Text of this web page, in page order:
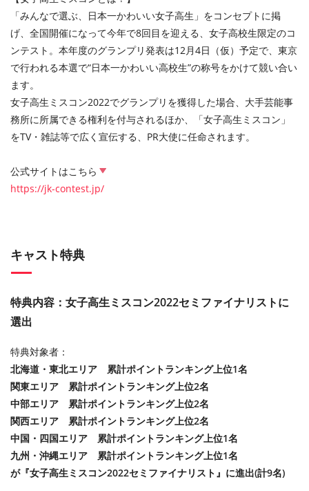
「みんなで選ぶ、日本一かわいい女子高生」をコンセプトに掲
げ、全国開催になって今年で8回目を迎える、女子高校生限定のコ
ンテスト。本年度のグランプリ発表は12月4日（仮）予定で、東京
で行われる本選で“日本一かわいい高校生”の称号をかけて競い合い
ます。
女子高生ミスコン2022でグランプリを獲得した場合、大手芸能事
務所に所属できる権利を付与されるほか、「女子高生ミスコン」
をTV・雑誌等で広く宣伝する、PR大使に任命されます。
公式サイトはこちら
https://jk-contest.jp/
キャスト特典
特典内容：女子高生ミスコン2022セミファイナリストに
選出
特典対象者：
北海道・東北エリア 累計ポイントランキング上位1名
関東エリア 累計ポイントランキング上位2名
中部エリア 累計ポイントランキング上位2名
関西エリア 累計ポイントランキング上位2名
中国・四国エリア 累計ポイントランキング上位1名
九州・沖縄エリア 累計ポイントランキング上位1名
が『女子高生ミスコン2022セミファイナリスト』に進出(計9名)